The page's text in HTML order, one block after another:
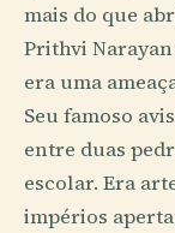
mais do que
Prithvi
era uma
Seu famoso
entre duas
escolar. Era
impérios